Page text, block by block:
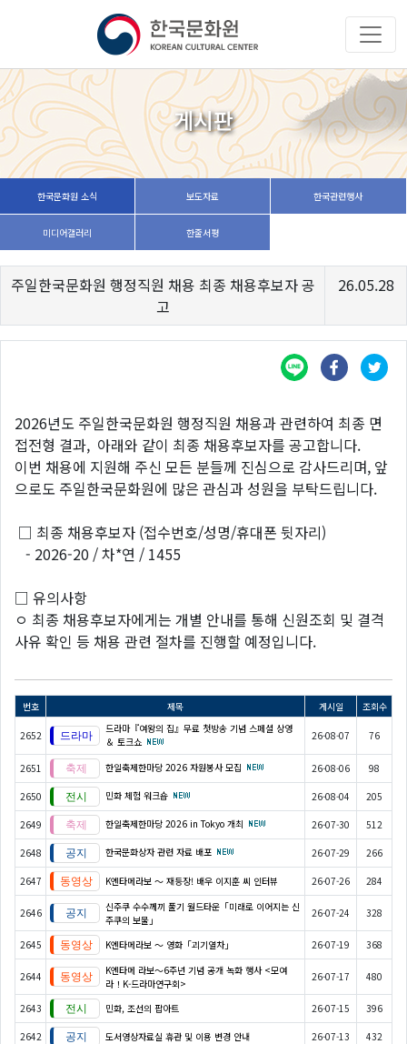
게시판
한국문화원 소식 보도자료 한국관련행사
미디어갤러리 한줄서평
주일한국문화원 행정직원 채용 최종 채용후보자 공
고
26.05.28
2026년도 주일한국문화원 행정직원 채용과 관련하여 최종 면
접전형 결과, 아래와 같이 최종 채용후보자를 공고합니다.
이번 채용에 지원해 주신 모든 분들께 진심으로 감사드리며, 앞
으로도 주일한국문화원에 많은 관심과 성원을 부탁드립니다.
□ 최종 채용후보자 (접수번호/성명/휴대폰 뒷자리)
- 2026-20 / 차*연 / 1455
□ 유의사항
ㅇ 최종 채용후보자에게는 개별 안내를 통해 신원조회 및 결격
사유 확인 등 채용 관련 절차를 진행할 예정입니다.
번호 제목 게시일 조회수
2652
드라마『여왕의 집』무료 첫방송 기념 스페셜 상영
＆ 토크쇼
26-08-07 76
2651 한일축제한마당 2026 자원봉사 모집 26-08-06 98
2650 민화 체험 워크숍 26-08-04 205
2649 한일축제한마당 2026 in Tokyo 개최 26-07-30 512
2648 한국문화상자 관련 자료 배포 26-07-29 266
2647 K엔타메라보 ～ 재등장! 배우 이지훈 씨 인터뷰 26-07-26 284
2646
신주쿠 수수께끼 풀기 월드타운「미래로 이어지는 신
주쿠의 보물」
26-07-24 328
2645 K엔타메라보 ～ 영화「괴기열차」 26-07-19 368
2644
K엔타메 라보～6주년 기념 공개 녹화 행사 <모여
라！K-드라마연구회>
26-07-17 480
2643 민화, 조선의 팝아트 26-07-15 396
2642 도서영상자료실 휴관 및 이용 변경 안내 26-07-13 432